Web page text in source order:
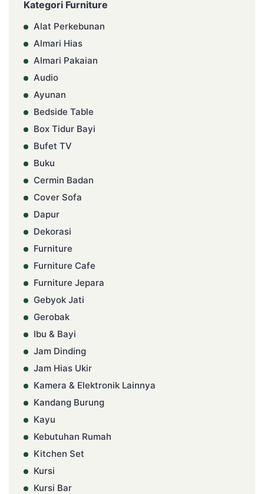
Kategori Furniture
Alat Perkebunan
Almari Hias
Almari Pakaian
Audio
Ayunan
Bedside Table
Box Tidur Bayi
Bufet TV
Buku
Cermin Badan
Cover Sofa
Dapur
Dekorasi
Furniture
Furniture Cafe
Furniture Jepara
Gebyok Jati
Gerobak
Ibu & Bayi
Jam Dinding
Jam Hias Ukir
Kamera & Elektronik Lainnya
Kandang Burung
Kayu
Kebutuhan Rumah
Kitchen Set
Kursi
Kursi Bar